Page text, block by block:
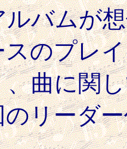
バムが
のプレ
曲に関
リーダ